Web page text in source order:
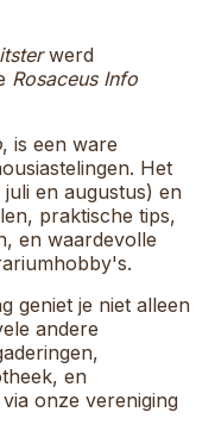
werd
Rosaceus Info
, is een ware
Het
en augustus) en
praktische tips,
en waardevolle
geniet je niet alleen
andere
en
onze vereniging